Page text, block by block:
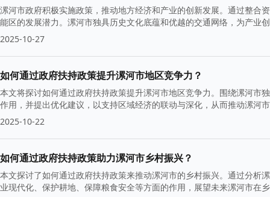
漯河市政府积极实施政策，推动地方经济和产业的创新发展。通过整合
能区的发展潜力。漯河市独具历史文化底蕴和优越的交通网络，为产业
2025-10-27
如何通过政府扶持政策提升漯河市地区竞争力？
本文将探讨如何通过政府扶持政策提升漯河市地区竞争力。围绕漯河市
作用，并提出优化建议，以支持区域经济的联动与深化，从而推动漯河
2025-10-22
如何通过政府扶持政策助力漯河市乡村振兴？
本文探讨了如何通过政府扶持政策来推动漯河市的乡村振兴。通过分析
业现代化、保护耕地、保障粮食安全等方面的作用，展望未来漯河市在